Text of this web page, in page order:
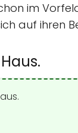
im
auf ihren